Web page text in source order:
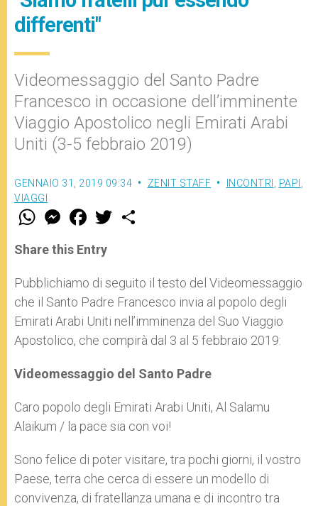
differenti"
Videomessaggio del Santo Padre
Francesco in occasione dell’imminente
Viaggio Apostolico negli Emirati Arabi
Uniti (3-5 febbraio 2019)
GENNAIO 31, 2019 09:34 ZENIT STAFF INCONTRI PAPI
VIAGGI
W
t
s
p
p
M
e
s
e
g
e
r
F
a
e
b
o
k
w
r
Share this Entry
Pubblichiamo di seguito il testo del Videomessaggio
che il Santo Padre Francesco invia al popolo degli
Emirati Arabi Uniti nell’imminenza del Suo Viaggio
Apostolico, che compirà dal 3 al 5 febbraio 2019:
Videomessaggio del Santo Padre
Caro popolo degli Emirati Arabi Uniti, Al Salamu
Alaikum / la pace sia con voi!
Sono felice di poter visitare, tra pochi giorni, il vostro
Paese, terra che cerca di essere un modello di
convivenza, di fratellanza umana e di incontro tra